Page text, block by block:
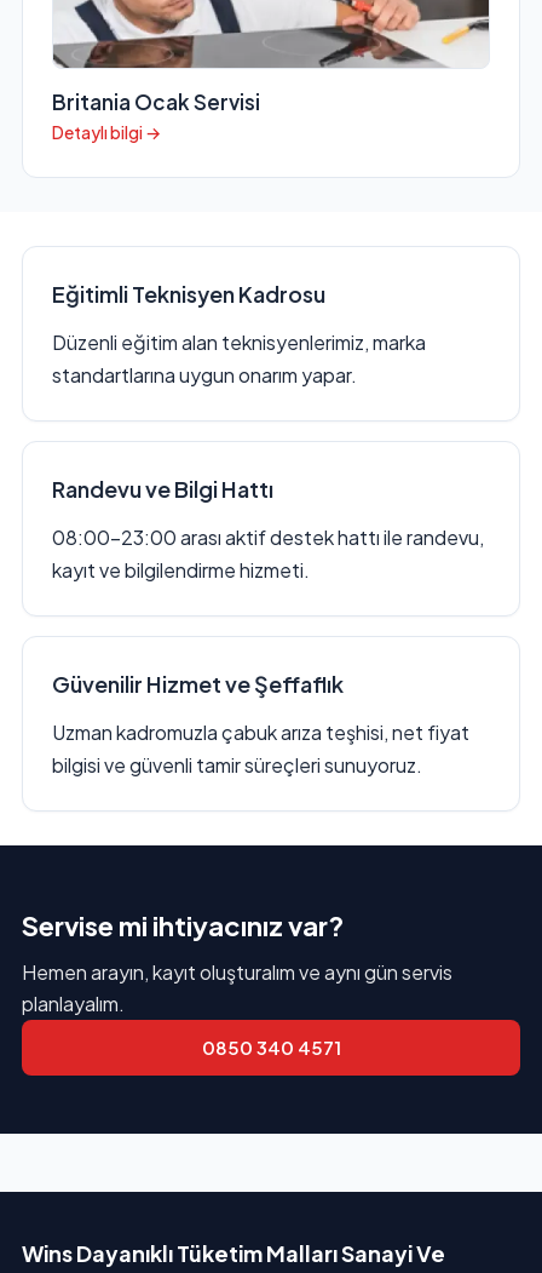
Britania Ocak Servisi
Detaylı bilgi →
Eğitimli Teknisyen Kadrosu
Düzenli eğitim alan teknisyenlerimiz, marka
standartlarına uygun onarım yapar.
Randevu ve Bilgi Hattı
08:00–23:00 arası aktif destek hattı ile randevu,
kayıt ve bilgilendirme hizmeti.
Güvenilir Hizmet ve Şeffaflık
Uzman kadromuzla çabuk arıza teşhisi, net fiyat
bilgisi ve güvenli tamir süreçleri sunuyoruz.
Servise mi ihtiyacınız var?
Hemen arayın, kayıt oluşturalım ve aynı gün servis
planlayalım.
0850 340 4571
Wins Dayanıklı Tüketim Malları Sanayi Ve